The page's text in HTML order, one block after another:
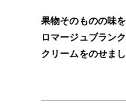
果物そのものの味
ロマージュブラン
クリームをのせまし